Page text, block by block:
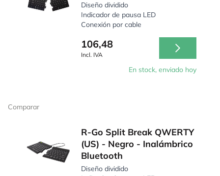
Diseño dividido
Indicador de pausa LED
Conexión por cable
106,48
Incl. IVA
En stock, enviado hoy
Comparar
R-Go Split Break QWERTY
(US) - Negro - Inalámbrico
Bluetooth
Diseño dividido